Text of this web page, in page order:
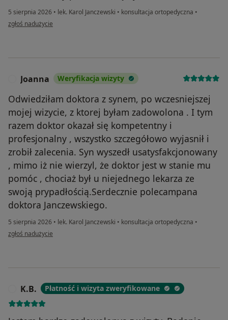
5 sierpnia 2026 • lek. Karol Janczewski • konsultacja ortopedyczna •
w opinii użytkownika Tadeusz
zgłoś nadużycie
Joanna Weryfikacja wizyty
Odwiedziłam doktora z synem, po wczesniejszej
mojej wizycie, z ktorej byłam zadowolona . I tym
razem doktor okazał się kompetentny i
profesjonalny , wszystko szczegółowo wyjasnił i
zrobił zalecenia. Syn wyszedł usatysfakcjonowany
, mimo iż nie wierzyl, że doktor jest w stanie mu
pomóc , chociaż był u niejednego lekarza ze
swoją prypadłością.Serdecznie polecampana
doktora Janczewskiego.
5 sierpnia 2026 • lek. Karol Janczewski • konsultacja ortopedyczna •
w opinii użytkownika Joanna
zgłoś nadużycie
K.B. Płatność i wizyta zweryfikowane